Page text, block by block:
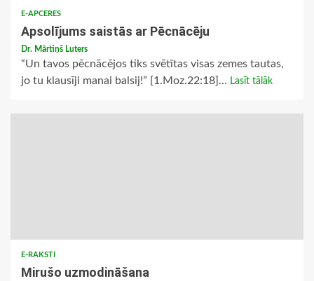
E-APCERES
Apsolījums saistās ar Pēcnācēju
Dr. Mārtiņš Luters
“Un tavos pēcnācējos tiks svētītas visas zemes tautas,
jo tu klausīji manai balsij!” [1.Moz.22:18]... Lasīt tālāk
E-RAKSTI
Mirušo uzmodināšana